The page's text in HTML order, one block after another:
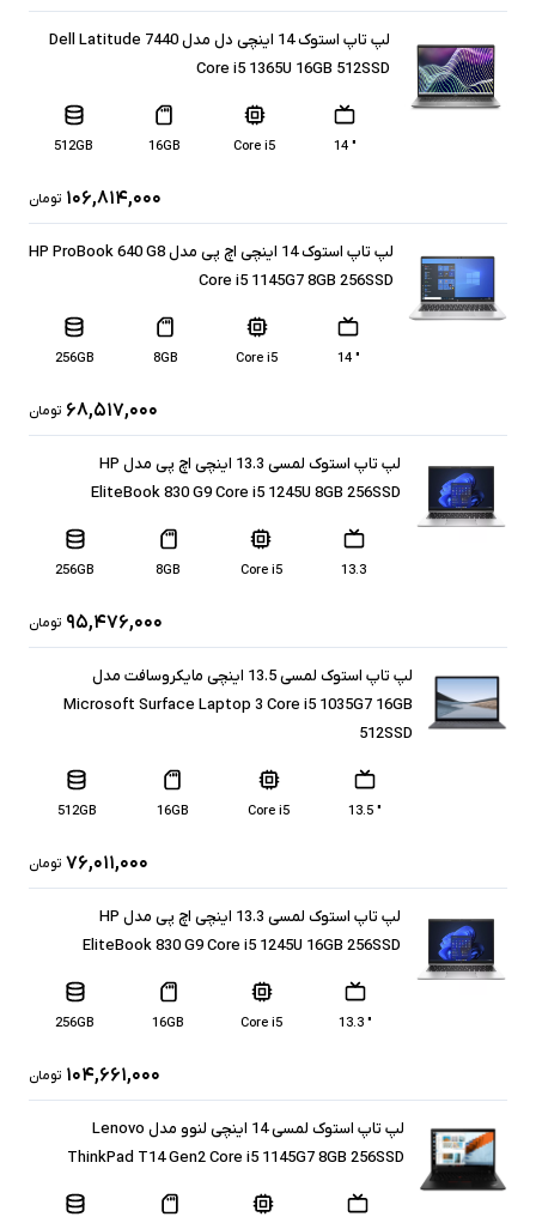
لپ تاپ استوک 14 اینچی دل مدل Dell Latitude 7440
Core i5 1365U 16GB 512SSD
" 14
Core i5
16GB
512GB
۱۰۶,۸۱۴,۰۰۰ تومان
لپ تاپ استوک 14 اینچی اچ پی مدل HP ProBook 640 G8
Core i5 1145G7 8GB 256SSD
" 14
Core i5
8GB
256GB
۶۸,۵۱۷,۰۰۰ تومان
لپ تاپ استوک لمسی 13.3 اینچی اچ پی مدل HP
EliteBook 830 G9 Core i5 1245U 8GB 256SSD
13.3
Core i5
8GB
256GB
۹۵,۴۷۶,۰۰۰ تومان
لپ تاپ استوک لمسی 13.5 اینچی مایکروسافت مدل
Microsoft Surface Laptop 3 Core i5 1035G7 16GB
512SSD
" 13.5
Core i5
16GB
512GB
۷۶,۰۱۱,۰۰۰ تومان
لپ تاپ استوک لمسی 13.3 اینچی اچ پی مدل HP
EliteBook 830 G9 Core i5 1245U 16GB 256SSD
" 13.3
Core i5
16GB
256GB
۱۰۴,۶۶۱,۰۰۰ تومان
لپ تاپ استوک لمسی 14 اینچی لنوو مدل Lenovo
ThinkPad T14 Gen2 Core i5 1145G7 8GB 256SSD